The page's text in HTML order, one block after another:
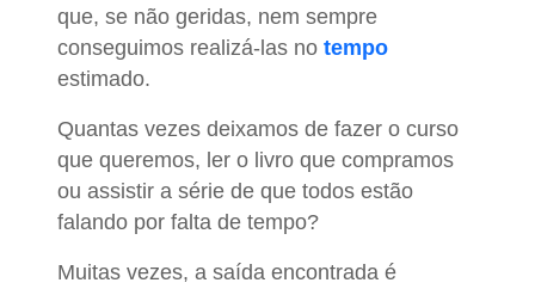
que, se não geridas, nem sempre
conseguimos realizá-las no tempo
estimado.
Quantas vezes deixamos de fazer o curso
que queremos, ler o livro que compramos
ou assistir a série de que todos estão
falando por falta de tempo?
Muitas vezes, a saída encontrada é